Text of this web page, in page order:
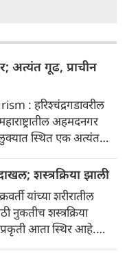
अत्यंत गूढ, प्राचीन
: हरिश्चंद्रगडावरील
अहमदनगर
स्थित एक अत्यंत
असून तेथील पिंडी आणि
मोठे आकर्षण आहे.
दाखल; शस्त्रक्रिया झाली
यांच्या शरीरातील
नुकतीच शस्त्रक्रिया
आता स्थिर आहे.